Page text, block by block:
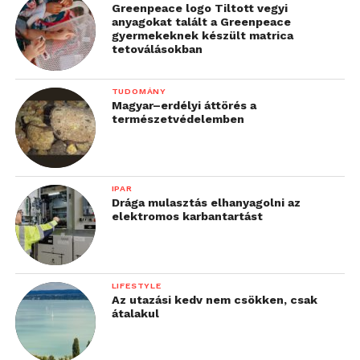
elvégre az optikai képstabilizátor messze nem
elterjedt még ezen a szinten.
Ha belépünk a kamerához, akkor oldalirányban
választhatunk az üzemmódok között. Külön részt
Greenpeace logo Tiltott vegyi
anyagokat talált a Greenpeace
gyermekeknek készült matrica
tetoválásokban
TUDOMÁNY
Magyar–erdélyi áttörés a
természetvédelemben
IPAR
Drága mulasztás elhanyagolni az
elektromos karbantartást
LIFESTYLE
Az utazási kedv nem csökken, csak
átalakul